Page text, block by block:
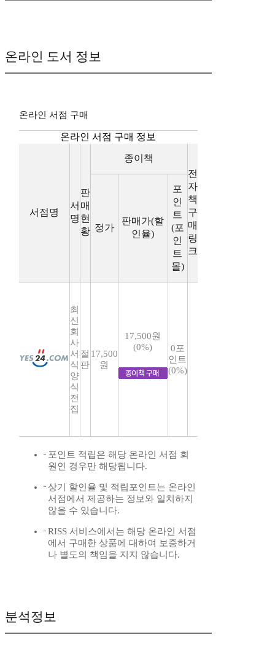
온라인 도서 정보
온라인 서점 구매
온라인 서점 구매 정보
서점명
서
명
판
매
현
황
종이책
전
자
책
구
매
링
크
정가
판매가(할
인율)
포
인
트
(포
인
트
몰)
최
신
회
사
서
식
양
식
전
집
절
판
17,500
원
17,500원
(0%)
0포
인트
(0%)
포인트 적립은 해당 온라인 서점 회
원인 경우만 해당됩니다.
상기 할인율 및 적립포인트는 온라인
서점에서 제공하는 정보와 일치하지
않을 수 있습니다.
RISS 서비스에서는 해당 온라인 서점
에서 구매한 상품에 대하여 보증하거
나 별도의 책임을 지지 않습니다.
분석정보